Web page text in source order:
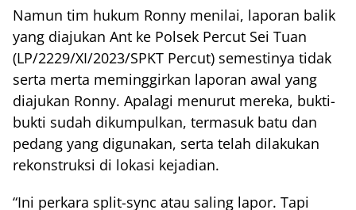
Namun tim hukum Ronny menilai, laporan balik
yang diajukan Ant ke Polsek Percut Sei Tuan
(LP/2229/XI/2023/SPKT Percut) semestinya tidak
serta merta meminggirkan laporan awal yang
diajukan Ronny. Apalagi menurut mereka, bukti-
bukti sudah dikumpulkan, termasuk batu dan
pedang yang digunakan, serta telah dilakukan
rekonstruksi di lokasi kejadian.
“Ini perkara split-sync atau saling lapor. Tapi